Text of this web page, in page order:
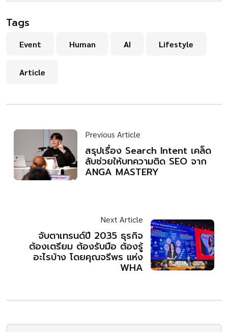
Tags
Event Human AI Lifestyle
Article
Previous Article
สรุปเรื่อง Search Intent เคล็ด
ลับช่วยให้บทความติด SEO จาก
ANGA MASTERY
Next Article
จับตาเทรนด์ปี 2035 ธุรกิจ
ต้องเตรียม ต้องรับมือ ต้องรู้
อะไรบ้าง โดยคุณจรีพร แห่ง
WHA